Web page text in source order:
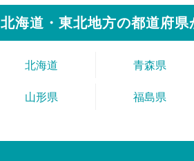
北海道・東北地方の都道府県
北海道 青森県
山形県 福島県